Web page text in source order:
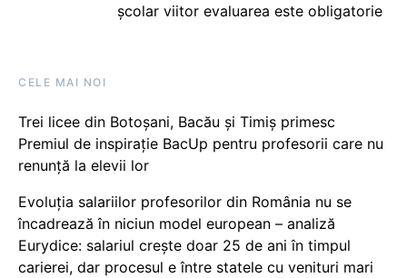
școlar viitor evaluarea este obligatorie
CELE MAI NOI
Trei licee din Botoșani, Bacău și Timiș primesc
Premiul de inspirație BacUp pentru profesorii care nu
renunță la elevii lor
Evoluția salariilor profesorilor din România nu se
încadrează în niciun model european – analiză
Eurydice: salariul crește doar 25 de ani în timpul
carierei, dar procesul e între statele cu venituri mari